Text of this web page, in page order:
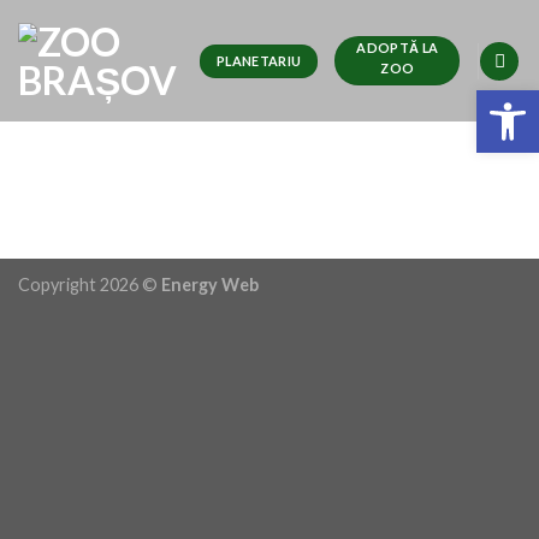
content
PLANETARIU
ADOPTĂ LA
ZOO
Copyright 2026 © Energy Web
Deschide